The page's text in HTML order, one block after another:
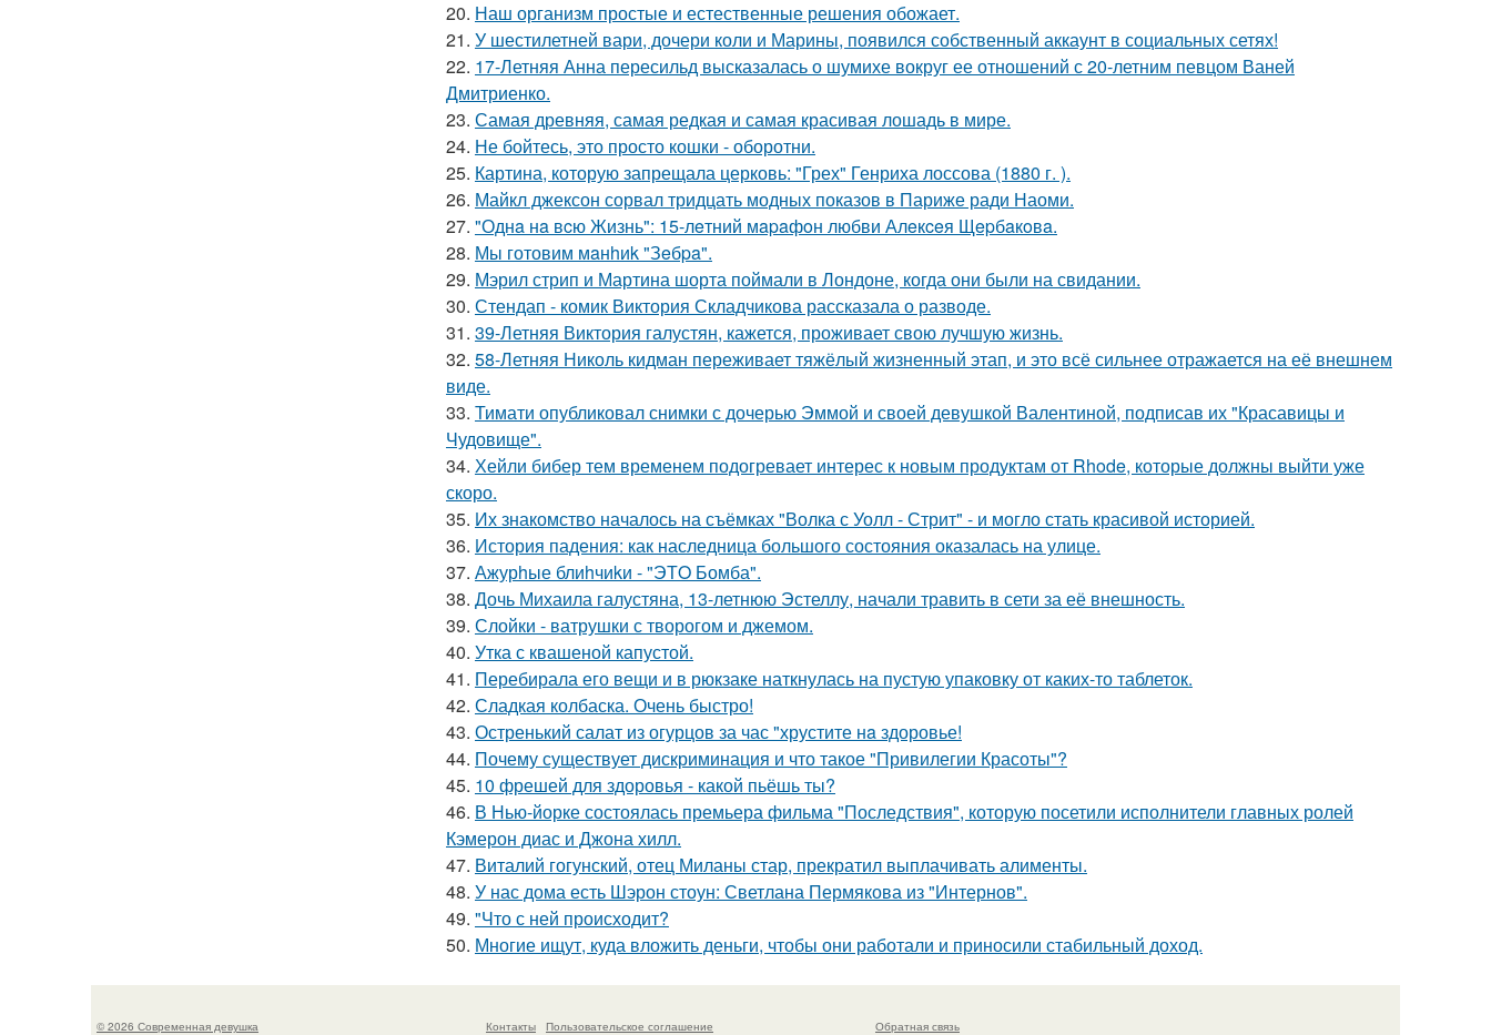
20. Наш организм простые и естественные решения обожает.
21. У шестилетней вари, дочери коли и Марины, появился собственный аккаунт в социальных сетях!
22. 17-Летняя Анна пересильд высказалась о шумихе вокруг ее отношений с 20-летним певцом Ваней
Дмитриенко.
23. Самая древняя, самая редкая и самая красивая лошадь в мире.
24. Не бойтесь, это просто кошки - оборотни.
25. Картина, которую запрещала церковь: "Грех" Генриха лоссова (1880 г. ).
26. Майкл джексон сорвал тридцать модных показов в Париже ради Наоми.
27. "Однa нa вcю Жизнь": 15-лeтний мapaфoн любви Алeкceя Щepбaкoвa.
28. Мы готовим мaнhиk "Зeбpa".
29. Мэрил стрип и Мартина шорта поймали в Лондоне, когда они были на свидании.
30. Стендап - комик Виктория Складчикова рассказала о разводе.
31. 39-Летняя Виктория галустян, кажется, проживает свою лучшую жизнь.
32. 58-Летняя Николь кидман переживает тяжёлый жизненный этап, и это всё сильнее отражается на её внешнем
виде.
33. Тимати опубликовал снимки с дочерью Эммой и своей девушкой Валентиной, подписав их "Красавицы и
Чудовище".
34. Хейли бибер тем временем подогревает интерес к новым продуктам от Rhode, которые должны выйти уже
скоро.
35. Их знакомство началось на съёмках "Волка с Уолл - Стрит" - и могло стать красивой историей.
36. История падения: как наследница большого состояния оказалась на улице.
37. Ажурhые блиhчиkи - "ЭТO Бомба".
38. Дочь Михаила галустяна, 13-летнюю Эстеллу, начали травить в сети за её внешность.
39. Слойки - ватрушки с творогом и джемом.
40. Утка с квашеной капустой.
41. Перебирала его вещи и в рюкзаке наткнулась на пустую упаковку от каких-то таблеток.
42. Сладкая колбаска. Очень быстро!
43. Остренький салат из огурцов за час "хрустите нa здоровье!
44. Почему существует дискриминация и что такое "Привилегии Красоты"?
45. 10 фрешей для здоровья - какой пьёшь ты?
46. В Нью-йорке состоялась премьера фильма "Последствия", которую посетили исполнители главных ролей
Кэмерон диас и Джона хилл.
47. Виталий гогунский, отец Миланы стар, прекратил выплачивать алименты.
48. У нас дома есть Шэрон стоун: Светлана Пермякова из "Интернов".
49. "Что с ней происходит?
50. Многие ищут, куда вложить деньги, чтобы они работали и приносили стабильный доход.
© 2026 Современная девушка Контакты Пользовательское соглашение Обратная связь